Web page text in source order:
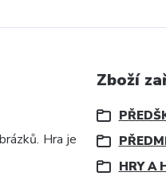
Hra je
Zboží
HRY A